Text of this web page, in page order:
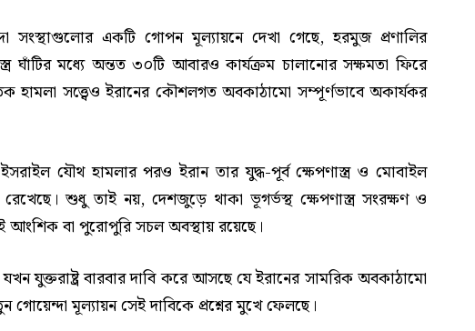
সংস্থাগুলোর একটি গোপন মূল্যায়নে দেখা গেছে, হরমুজ প্রণালির
ঘাঁটির মধ্যে অন্তত ৩০টি আবারও কার্যক্রম চালানোর সক্ষমতা ফিরে
হামলা সত্ত্বেও ইরানের কৌশলগত অবকাঠামো সম্পূর্ণভাবে অকার্যকর
যৌথ হামলার পরও ইরান তার যুদ্ধ-পূর্ব ক্ষেপণাস্ত্র ও মোবাইল
শুধু তাই নয়, দেশজুড়ে থাকা ভূগর্ভস্থ ক্ষেপণাস্ত্র সংরক্ষণ ও
আংশিক বা পুরোপুরি সচল অবস্থায় রয়েছে।
যুক্তরাষ্ট্র বারবার দাবি করে আসছে যে ইরানের সামরিক অবকাঠামো
মূল্যায়ন সেই দাবিকে প্রশ্নের মুখে ফেলছে।